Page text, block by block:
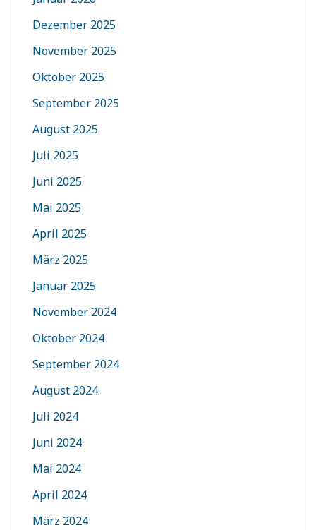
Dezember 2025
November 2025
Oktober 2025
September 2025
August 2025
Juli 2025
Juni 2025
Mai 2025
April 2025
März 2025
Januar 2025
November 2024
Oktober 2024
September 2024
August 2024
Juli 2024
Juni 2024
Mai 2024
April 2024
März 2024